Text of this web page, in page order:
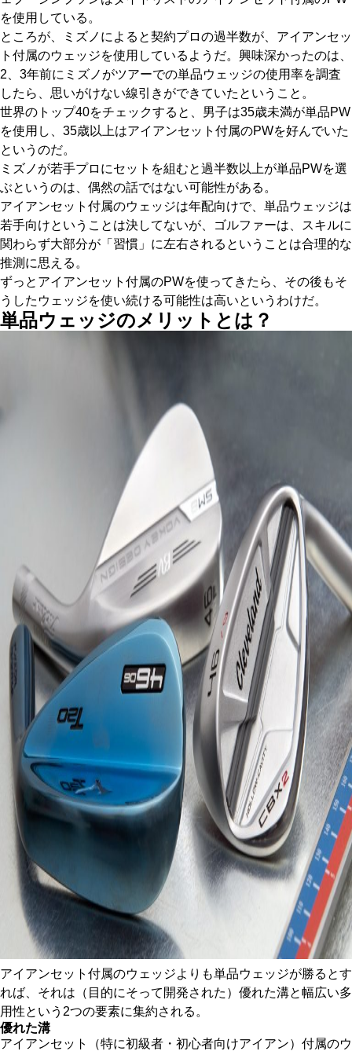
を使用している。
ところが、ミズノによると契約プロの過半数が、アイアンセッ
ト付属のウェッジを使用しているようだ。興味深かったのは、
2、3年前にミズノがツアーでの単品ウェッジの使用率を調査
したら、思いがけない線引きができていたということ。
世界のトップ40をチェックすると、男子は35歳未満が単品PW
を使用し、35歳以上はアイアンセット付属のPWを好んでいた
というのだ。
ミズノが若手プロにセットを組むと過半数以上が単品PWを選
ぶというのは、偶然の話ではない可能性がある。
アイアンセット付属のウェッジは年配向けで、単品ウェッジは
若手向けということは決してないが、ゴルファーは、スキルに
関わらず大部分が「習慣」に左右されるということは合理的な
推測に思える。
ずっとアイアンセット付属のPWを使ってきたら、その後もそ
うしたウェッジを使い続ける可能性は高いというわけだ。
単品ウェッジのメリットとは？
アイアンセット付属のウェッジよりも単品ウェッジが勝るとす
れば、それは（目的にそって開発された）優れた溝と幅広い多
用性という2つの要素に集約される。
優れた溝
アイアンセット（特に初級者・初心者向けアイアン）付属のウ